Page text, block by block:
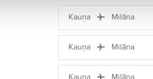
Kauņa Milāna
Kauņa Milāna
Kauņa Milāna